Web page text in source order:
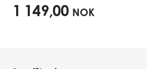
1 149,00 NOK